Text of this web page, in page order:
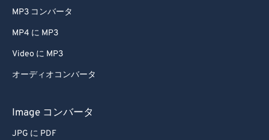
MP3 コンバータ
MP4 に MP3
Video に MP3
オーディオコンバータ
Image コンバータ
JPG に PDF